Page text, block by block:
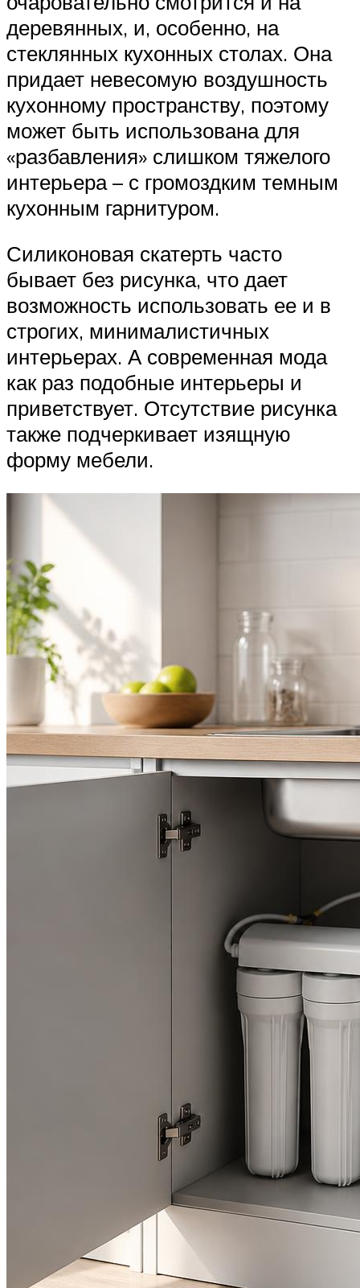
деревянных, и, особенно, на
стеклянных кухонных столах. Она
придает невесомую воздушность
кухонному пространству, поэтому
может быть использована для
«разбавления» слишком тяжелого
интерьера – с громоздким темным
кухонным гарнитуром.
Силиконовая скатерть часто
бывает без рисунка, что дает
возможность использовать ее и в
строгих, минималистичных
интерьерах. А современная мода
как раз подобные интерьеры и
приветствует. Отсутствие рисунка
также подчеркивает изящную
форму мебели.